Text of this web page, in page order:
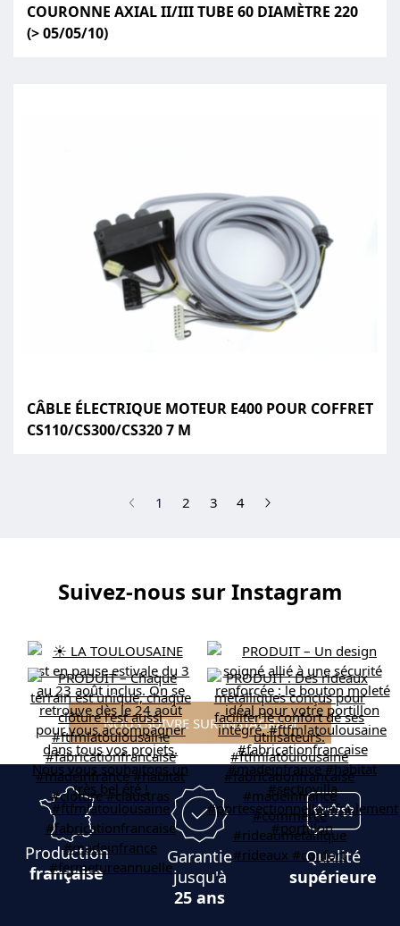
COURONNE AXIAL II/III TUBE 60 DIAMÈTRE 220
(> 05/05/10)
CÂBLE ÉLECTRIQUE MOTEUR E400 POUR COFFRET
CS110/CS300/CS320 7 M
1 (current)
2 3 4
Suivez-nous sur Instagram
NOUS SUIVRE SUR INSTAGRAM
Production
française
Garantie
jusqu'à
25 ans
Qualité
supérieure